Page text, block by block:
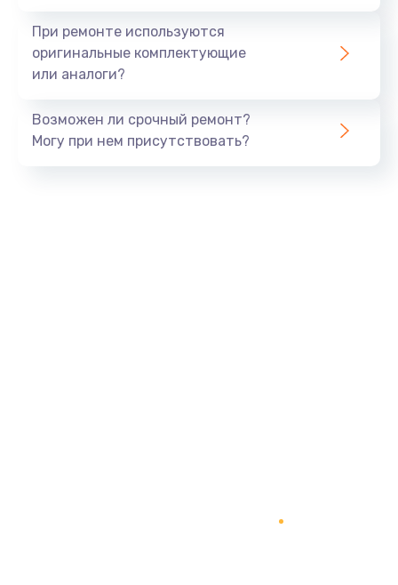
При ремонте используются
оригинальные комплектующие
или аналоги?
Возможен ли срочный ремонт?
Могу при нем присутствовать?